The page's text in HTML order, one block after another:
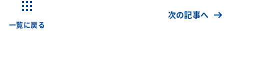
一覧に戻る
次の記事へ